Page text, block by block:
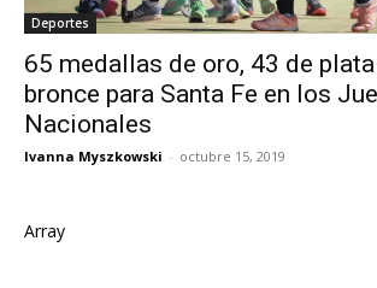
Deportes
65 medallas de oro, 43 de
bronce para Santa Fe en los
Nacionales
Ivanna Myszkowski - octubre 15, 2019
Array